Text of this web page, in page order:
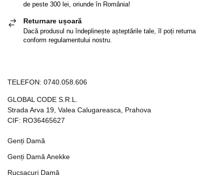
de peste 300 lei, oriunde în România!
Returnare ușoară
Dacă produsul nu îndeplinește așteptările tale, îl poți returna
conform regulamentului nostru.
TELEFON: 0740.058.606
GLOBAL CODE S.R.L.
Strada Arva 19, Valea Calugareasca, Prahova
CIF: RO36465627
Genți Damă
Genți Damă Anekke
Rucsacuri Damă